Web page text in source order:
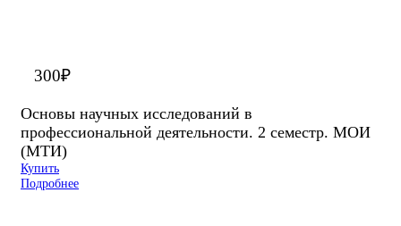
300₽
Основы научных исследований в
профессиональной деятельности. 2 семестр. МОИ
(МТИ)
Купить
Подробнее